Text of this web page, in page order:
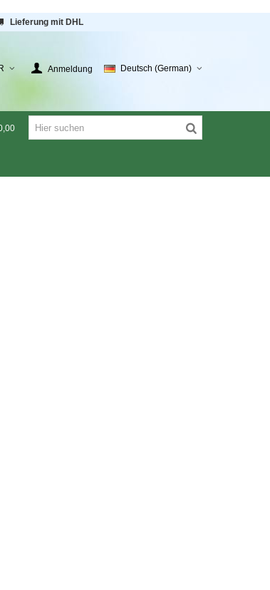
Lieferung mit DHL
Anmeldung Deutsch (German)